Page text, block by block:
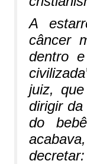
A
câncer
dentro
juiz,
dirigir
do
decretar: